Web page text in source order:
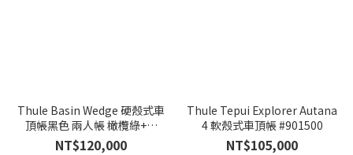
Thule Basin Wedge 硬殼式車
頂帳黑色 兩人帳 橄欖綠+黑
#901018
NT$120,000
Thule Tepui Explorer Autana
4 軟殼式車頂帳 #901500
NT$105,000